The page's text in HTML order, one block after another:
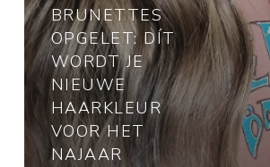
BRUNETTES
OPGELET: DÍT
WORDT JE
NIEUWE
HAARKLEUR
VOOR HET
NAJAAR